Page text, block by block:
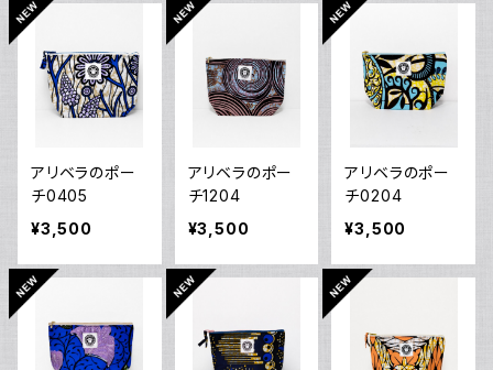
アリベラのポー
チ0405
¥3,500
アリベラのポー
チ1204
¥3,500
アリベラのポー
チ0204
¥3,500